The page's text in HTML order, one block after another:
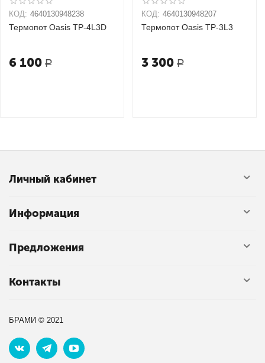
КОД: 4640130948238
Термопот Oasis TP-4L3D
6 100 Р
КОД: 4640130948207
Термопот Oasis TP-3L3
3 300 Р
Личный кабинет
Информация
Предложения
Контакты
БРАМИ © 2021